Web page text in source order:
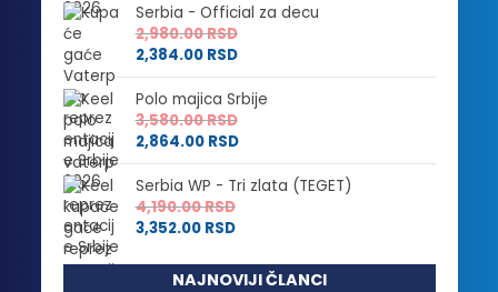
Serbia - Official za decu
2,980.00RSD
2,384.00 RSD
Polo majica Srbije
3,580.00RSD
2,864.00 RSD
Serbia WP - Tri zlata (TEGET)
4,190.00RSD
3,352.00 RSD
NAJNOVIJI ČLANCI